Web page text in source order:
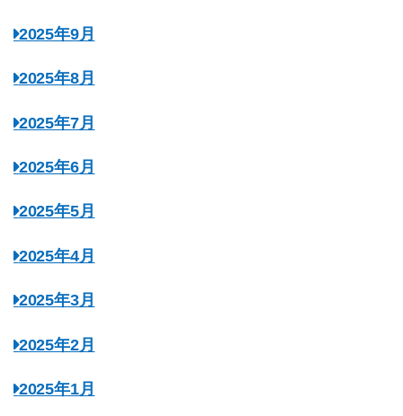
2025年9月
2025年8月
2025年7月
2025年6月
2025年5月
2025年4月
2025年3月
2025年2月
2025年1月